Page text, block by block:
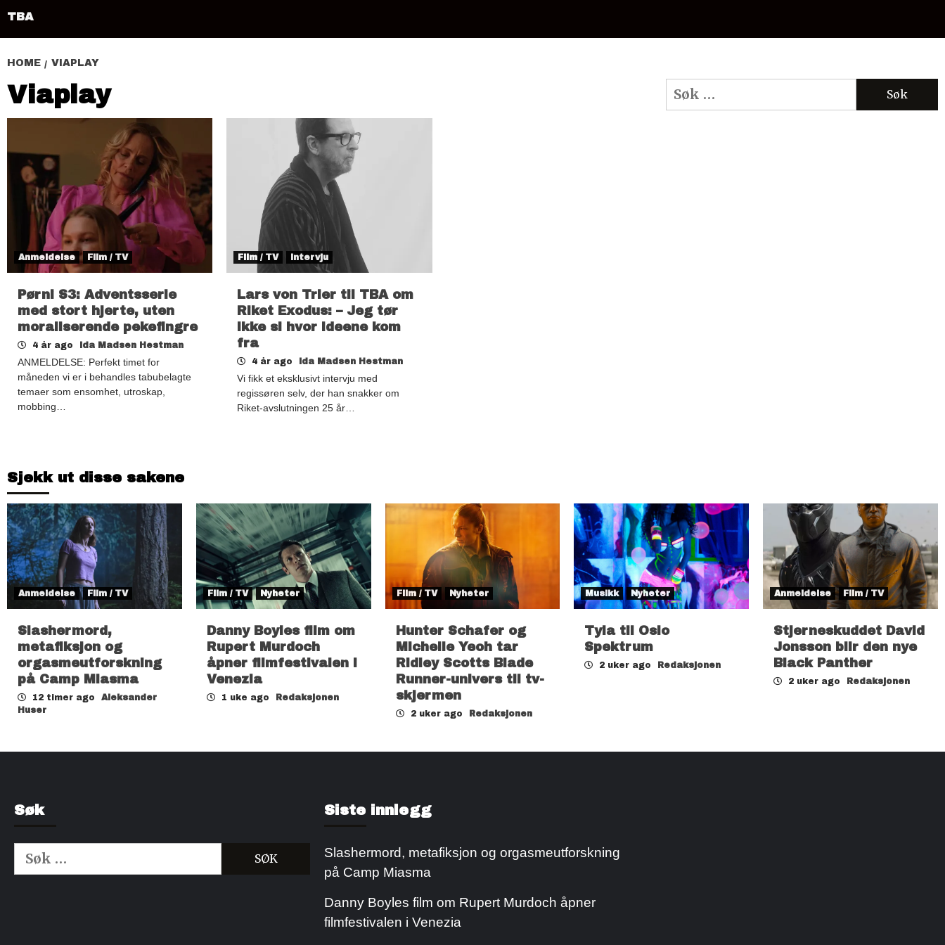
TBA
HOME VIAPLAY
Viaplay
Anmeldelse Film / TV
Pørni S3: Adventsserie
med stort hjerte, uten
moraliserende pekefingre
4 år ago Ida Madsen Hestman
ANMELDELSE: Perfekt timet for
måneden vi er i behandles tabubelagte
temaer som ensomhet, utroskap,
mobbing…
Film / TV Intervju
Lars von Trier til TBA om
Riket Exodus: – Jeg tør
ikke si hvor ideene kom
fra
4 år ago Ida Madsen Hestman
Vi fikk et eksklusivt intervju med
regissøren selv, der han snakker om
Riket-avslutningen 25 år…
Søk
etter:
Sjekk ut disse sakene
Anmeldelse Film / TV
Slashermord,
metafiksjon og
orgasmeutforskning
på Camp Miasma
12 timer ago
Aleksander
Huser
Film / TV Nyheter
Danny Boyles film om
Rupert Murdoch
åpner filmfestivalen i
Venezia
1 uke ago Redaksjonen
Film / TV Nyheter
Hunter Schafer og
Michelle Yeoh tar
Ridley Scotts Blade
Runner-univers til tv-
skjermen
2 uker ago Redaksjonen
Musikk Nyheter
Tyla til Oslo
Spektrum
2 uker ago Redaksjonen
Anmeldelse Film / TV
Stjerneskuddet David
Jonsson blir den nye
Black Panther
2 uker ago Redaksjonen
Søk
Søk
etter:
Siste innlegg
Slashermord, metafiksjon og orgasmeutforskning
på Camp Miasma
Danny Boyles film om Rupert Murdoch åpner
filmfestivalen i Venezia